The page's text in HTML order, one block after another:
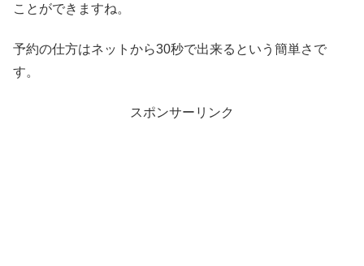
ことができますね。
予約の仕方はネットから30秒で出来るという簡単さで
す。
スポンサーリンク